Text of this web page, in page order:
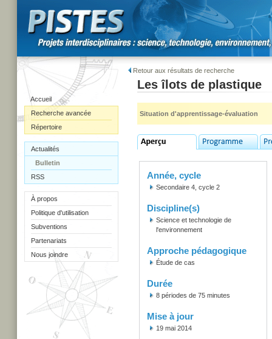
Accueil
Recherche avancée
Répertoire
Actualités
Bulletin
RSS
À propos
Politique d'utilisation
Subventions
Partenariats
Nous joindre
Retour aux résultats de recherche
Les îlots de plastique
Situation d'apprentissage-évaluation
Année, cycle
Secondaire 4, cycle 2
Discipline(s)
Science et technologie de
l'environnement
Approche pédagogique
Étude de cas
Durée
8 périodes de 75 minutes
Mise à jour
19 mai 2014